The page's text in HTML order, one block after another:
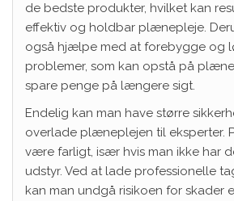
de bedste produkter, hvilket kan
effektiv og holdbar plænepleje.
også hjælpe med at forebygge og
problemer, som kan opstå på
spare penge på længere sigt.
Endelig kan man have større
overlade plæneplejen til eksperter.
være farligt, især hvis man ikke har
udstyr. Ved at lade professionelle
kan man undgå risikoen for skader